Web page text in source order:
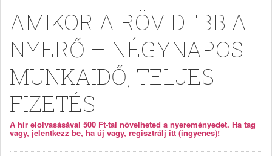
AMIKOR A RÖVIDEBB A
NYERŐ – NÉGYNAPOS
MUNKAIDŐ, TELJES
FIZETÉS
A hír elolvasásával 500 Ft-tal növelheted a nyereményedet. Ha tag
vagy, jelentkezz be, ha új vagy, regisztrálj itt (ingyenes)!